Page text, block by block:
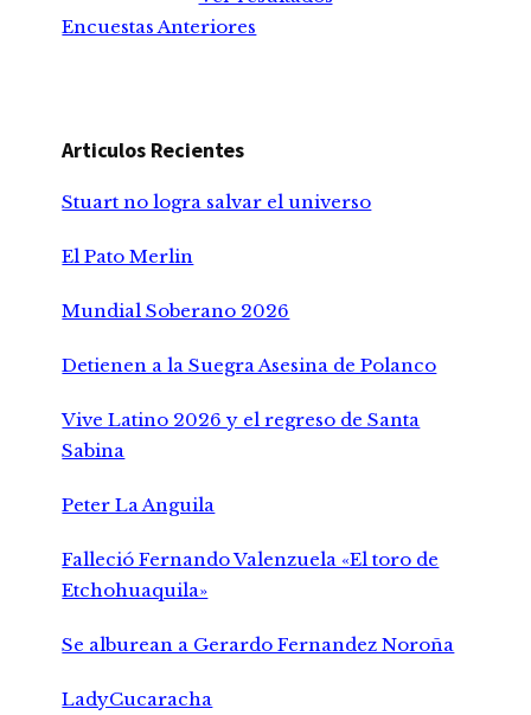
Encuestas Anteriores
Articulos Recientes
Stuart no logra salvar el universo
El Pato Merlin
Mundial Soberano 2026
Detienen a la Suegra Asesina de Polanco
Vive Latino 2026 y el regreso de Santa
Sabina
Peter La Anguila
Falleció Fernando Valenzuela «El toro de
Etchohuaquila»
Se alburean a Gerardo Fernandez Noroña
LadyCucaracha